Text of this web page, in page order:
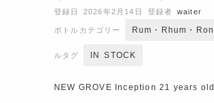
登録日 2026年2月14日 登録者 waiter
ボトルカテゴリー Rum・Rhum・Ron
ルタグ IN STOCK
NEW GROVE Inception 21 years old